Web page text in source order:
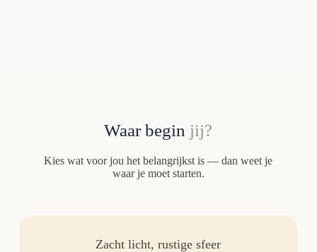
Waar begin jij?
Kies wat voor jou het belangrijkst is — dan weet je
waar je moet starten.
Zacht licht, rustige sfeer